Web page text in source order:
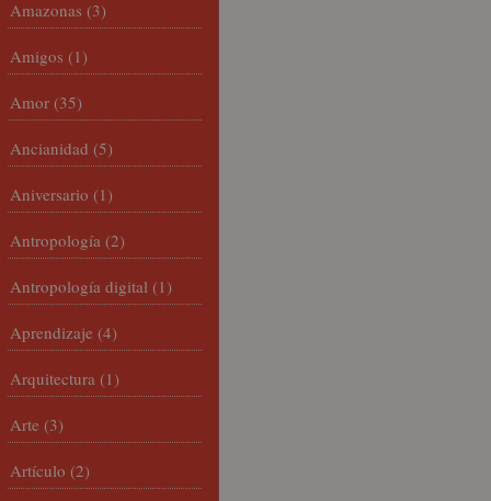
Amazonas (3)
Amigos (1)
Amor (35)
Ancianidad (5)
Aniversario (1)
Antropología (2)
Antropología digital (1)
Aprendizaje (4)
Arquitectura (1)
Arte (3)
Artículo (2)